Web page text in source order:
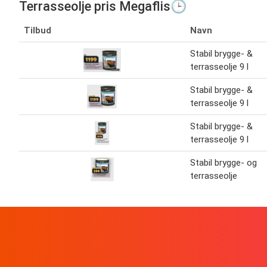
Terrasseolje pris Megaflis🕒
Tilbud Navn
Stabil brygge- &
terrasseolje 9 l
Stabil brygge- &
terrasseolje 9 l
Stabil brygge- &
terrasseolje 9 l
Stabil brygge- og
terrasseolje